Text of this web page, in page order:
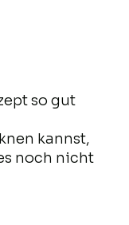
so gut
kannst,
noch nicht